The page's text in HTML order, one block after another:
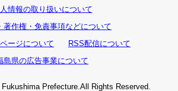
情報の取り扱いについて
著作権・免責事項などについて
ージについて
RSS配信について
島県の広告事業について
Prefecture.All Rights Reserved.